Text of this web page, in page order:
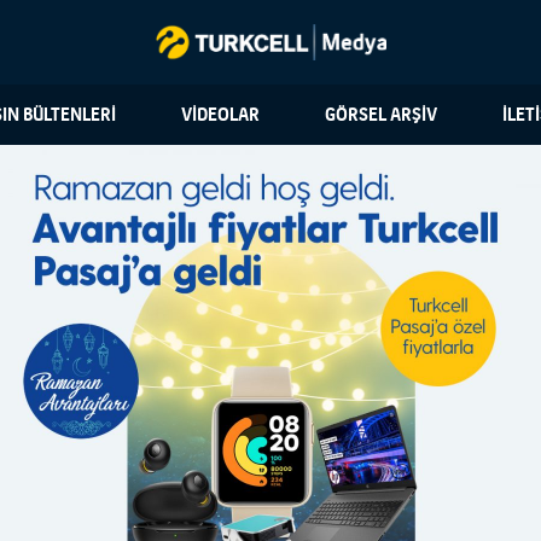
BÜLTENLERİ VİDEOLAR GÖRSEL ARŞİV